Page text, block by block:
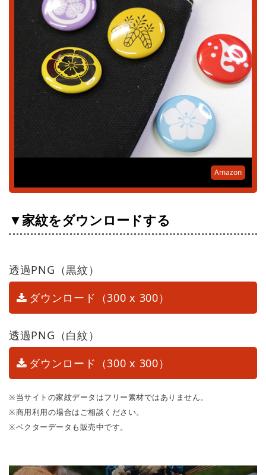
Amazon
▼家紋をダウンロードする
透過PNG（黒紋）
ダウンロード（300 x 300）
透過PNG（白紋）
ダウンロード（300 x 300）
※当サイトの家紋データはフリー素材ではありません。
※商用利用の場合はご相談ください。
※ベクターデータも販売中です。